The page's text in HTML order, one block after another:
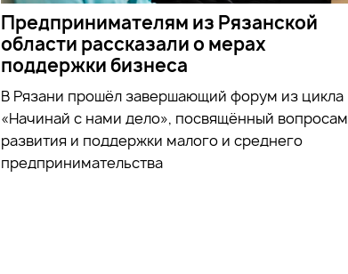
Предпринимателям из Рязанской
области рассказали о мерах
поддержки бизнеса
В Рязани прошёл завершающий форум из цикла
«Начинай с нами дело», посвящённый вопросам
развития и поддержки малого и среднего
предпринимательства